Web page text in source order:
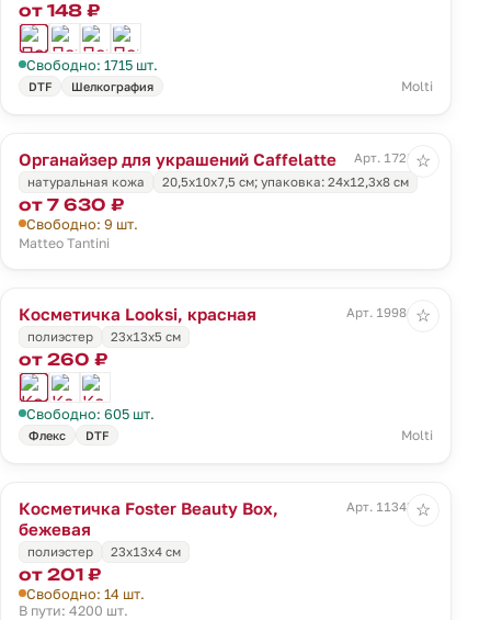
от 148 ₽
Свободно: 1715 шт.
DTF Шелкография Molti
Органайзер для украшений Caffelatte
Арт. 1728.10
натуральная кожа
20,5х10х7,5 см; упаковка: 24х12,3х8 см
от 7 630 ₽
Свободно: 9 шт.
Matteo Tantini
☆
Косметичка Looksi, красная
Арт. 19986.50
полиэстер
23х13х5 см
от 260 ₽
Свободно: 605 шт.
Флекс DTF Molti
☆
Косметичка Foster Beauty Box,
бежевая
Арт. 11343.00
полиэстер 23х13х4 см
от 201 ₽
Свободно: 14 шт.
В пути: 4200 шт.
☆